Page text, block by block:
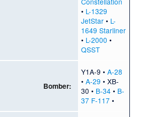
• L-1329
JetStar• L-
1649 Starliner
• L-2000 •
QSST
Bomber:
Y1A-9 • A-28
• A-29 • XB-
30 • B-34• B-
37 F-117•